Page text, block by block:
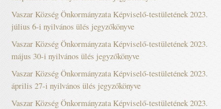
Vaszar Község Önkormányzata Képviselő-testületének 2023.
július 6-i nyilvános ülés jegyzőkönyve
Vaszar Község Önkormányzata Képviselő-testületének 2023.
május 30-i nyilvános ülés jegyzőkönyve
Vaszar Község Önkormányzata Képviselő-testületének 2023.
április 27-i nyilvános ülés jegyzőkönyve
Vaszar Község Önkormányzata Képviselő-testületének 2023.